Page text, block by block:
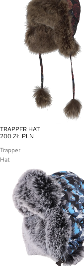
TRAPPER HAT
200 ZŁ PLN
Trapper
Hat